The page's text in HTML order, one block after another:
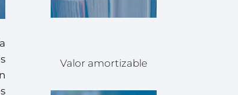
Valor amortizable